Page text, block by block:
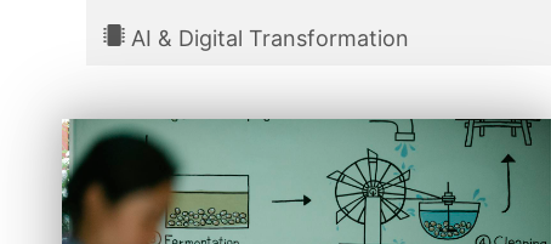
AI & Digital Transformation